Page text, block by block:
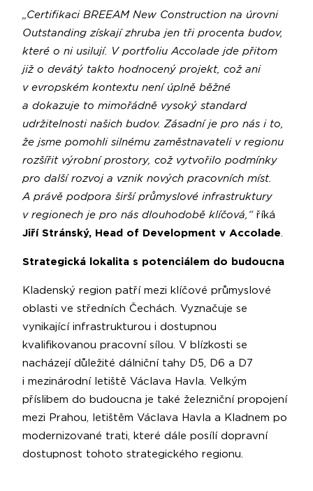
„Certifikaci BREEAM New Construction na úrovni
Outstanding získají zhruba jen tři procenta budov,
které o ni usilují. V portfoliu Accolade jde přitom
již o devátý takto hodnocený projekt, což ani
v evropském kontextu není úplně běžné
a dokazuje to mimořádně vysoký standard
udržitelnosti našich budov. Zásadní je pro nás i to,
že jsme pomohli silnému zaměstnavateli v regionu
rozšířit výrobní prostory, což vytvořilo podmínky
pro další rozvoj a vznik nových pracovních míst.
A právě podpora širší průmyslové infrastruktury
v regionech je pro nás dlouhodobě klíčová,“ říká
Jiří Stránský, Head of Development v Accolade.
Strategická lokalita s potenciálem do budoucna
Kladenský region patří mezi klíčové průmyslové
oblasti ve středních Čechách. Vyznačuje se
vynikající infrastrukturou i dostupnou
kvalifikovanou pracovní sílou. V blízkosti se
nacházejí důležité dálniční tahy D5, D6 a D7
i mezinárodní letiště Václava Havla. Velkým
příslibem do budoucna je také železniční propojení
mezi Prahou, letištěm Václava Havla a Kladnem po
modernizované trati, které dále posílí dopravní
dostupnost tohoto strategického regionu.